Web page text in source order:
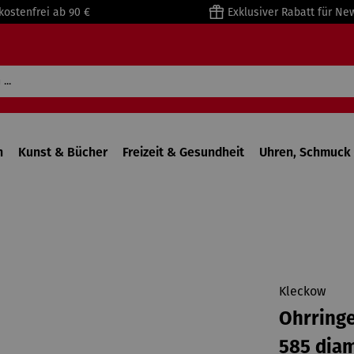
ab 90 € Exklusiver Rabatt für
Kunst & Bücher Freizeit & Gesundheit Uhren,
Kleckow
585